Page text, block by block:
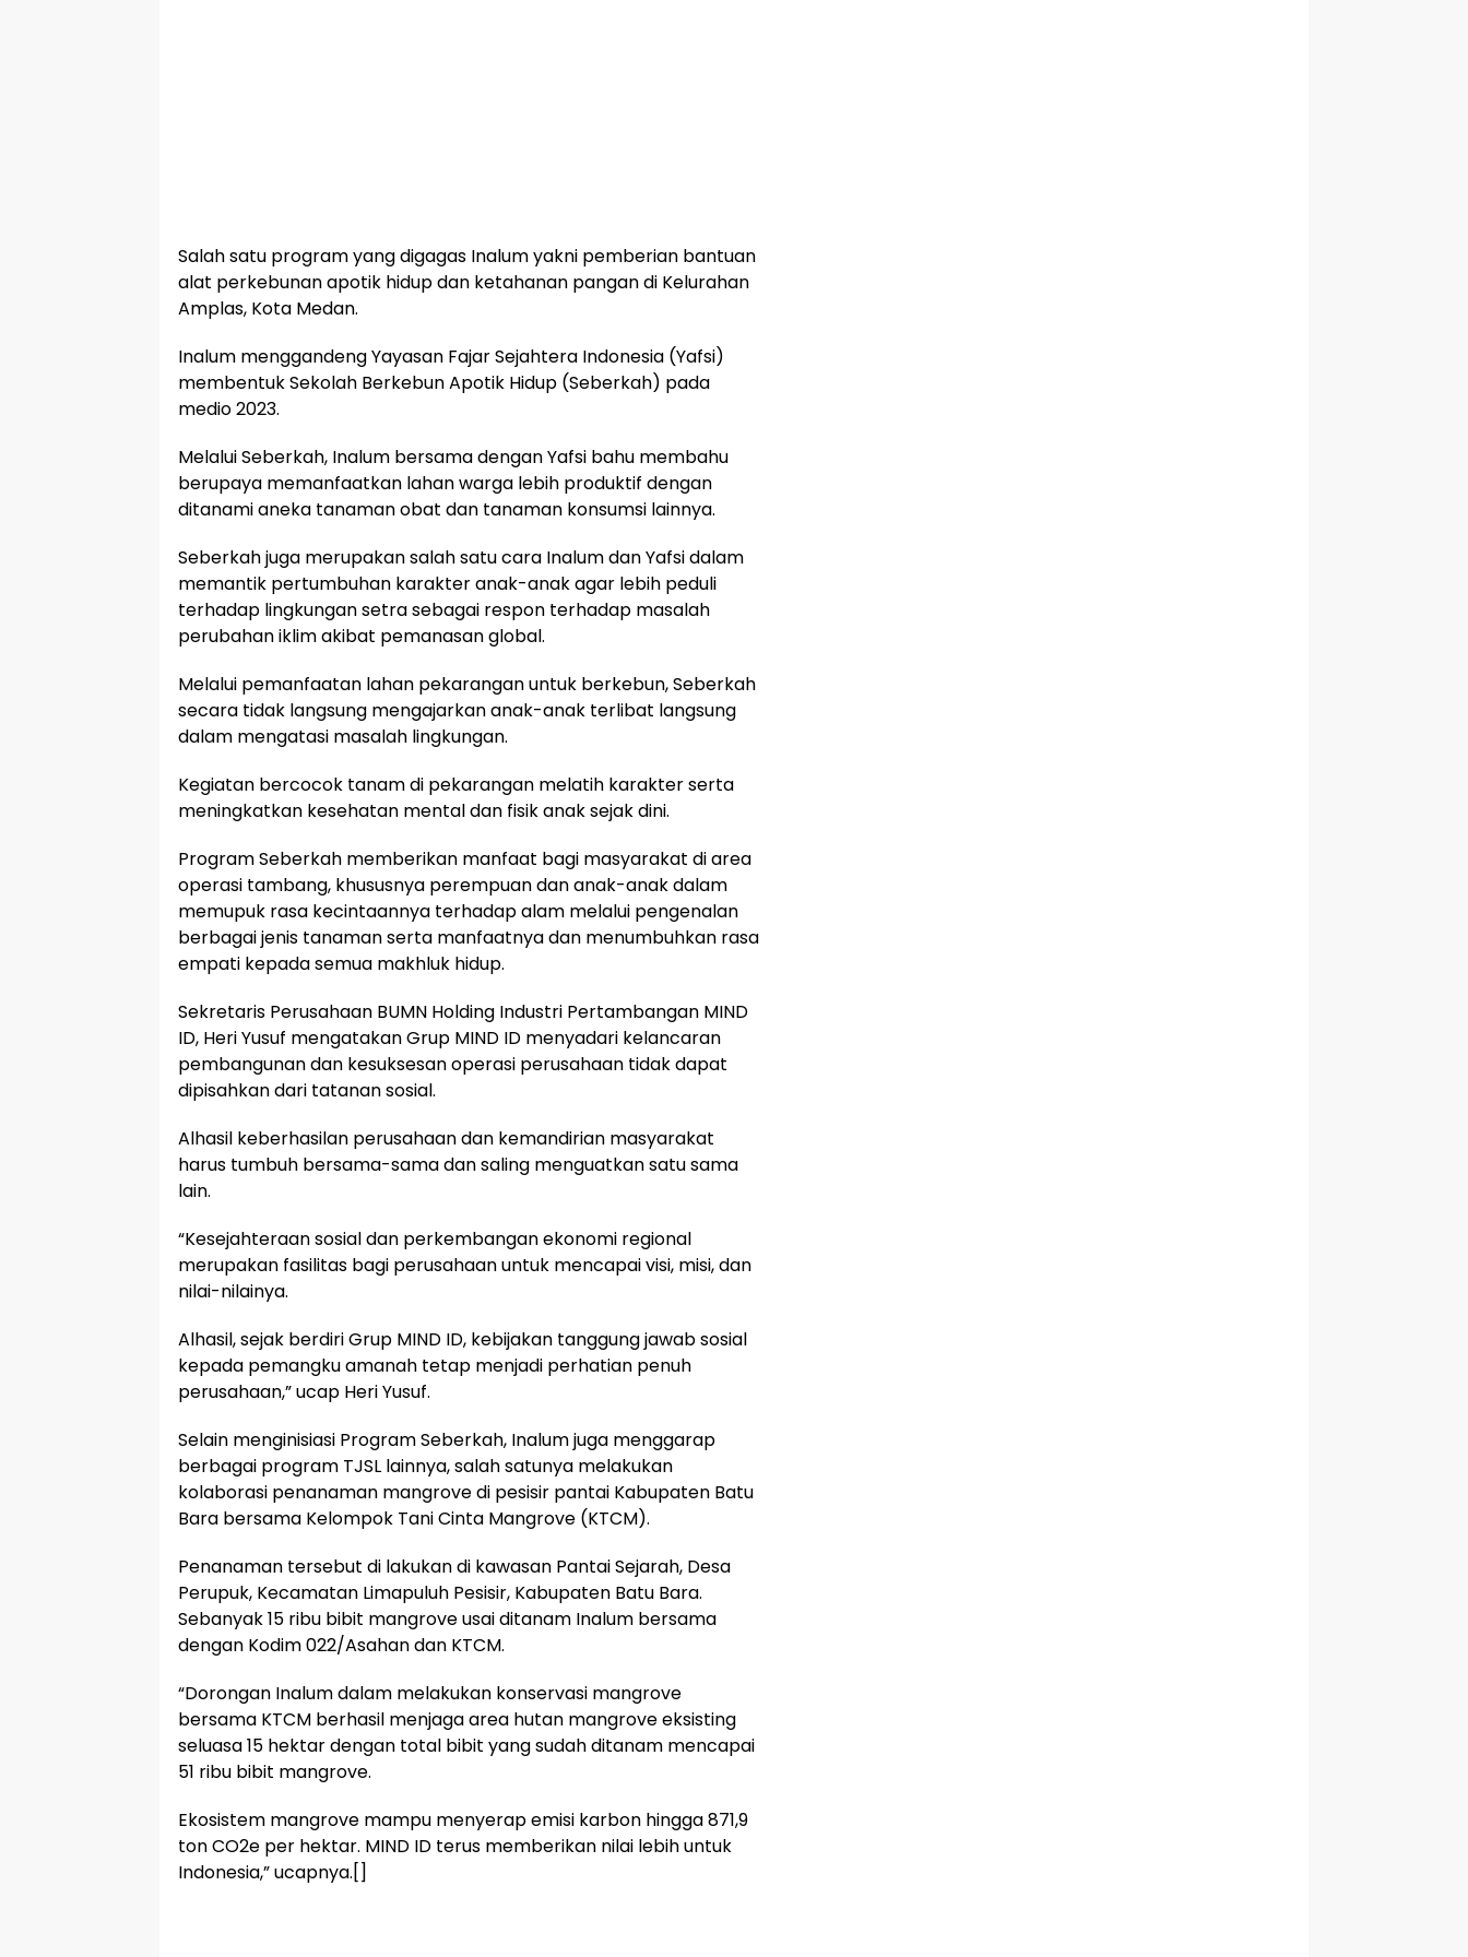
Salah satu program yang digagas Inalum yakni pemberian bantuan
alat perkebunan apotik hidup dan ketahanan pangan di Kelurahan
Amplas, Kota Medan.
Inalum menggandeng Yayasan Fajar Sejahtera Indonesia (Yafsi)
membentuk Sekolah Berkebun Apotik Hidup (Seberkah) pada
medio 2023.
Melalui Seberkah, Inalum bersama dengan Yafsi bahu membahu
berupaya memanfaatkan lahan warga lebih produktif dengan
ditanami aneka tanaman obat dan tanaman konsumsi lainnya.
Seberkah juga merupakan salah satu cara Inalum dan Yafsi dalam
memantik pertumbuhan karakter anak-anak agar lebih peduli
terhadap lingkungan setra sebagai respon terhadap masalah
perubahan iklim akibat pemanasan global.
Melalui pemanfaatan lahan pekarangan untuk berkebun, Seberkah
secara tidak langsung mengajarkan anak-anak terlibat langsung
dalam mengatasi masalah lingkungan.
Kegiatan bercocok tanam di pekarangan melatih karakter serta
meningkatkan kesehatan mental dan fisik anak sejak dini.
Program Seberkah memberikan manfaat bagi masyarakat di area
operasi tambang, khususnya perempuan dan anak-anak dalam
memupuk rasa kecintaannya terhadap alam melalui pengenalan
berbagai jenis tanaman serta manfaatnya dan menumbuhkan rasa
empati kepada semua makhluk hidup.
Sekretaris Perusahaan BUMN Holding Industri Pertambangan MIND
ID, Heri Yusuf mengatakan Grup MIND ID menyadari kelancaran
pembangunan dan kesuksesan operasi perusahaan tidak dapat
dipisahkan dari tatanan sosial.
Alhasil keberhasilan perusahaan dan kemandirian masyarakat
harus tumbuh bersama-sama dan saling menguatkan satu sama
lain.
“Kesejahteraan sosial dan perkembangan ekonomi regional
merupakan fasilitas bagi perusahaan untuk mencapai visi, misi, dan
nilai-nilainya.
Alhasil, sejak berdiri Grup MIND ID, kebijakan tanggung jawab sosial
kepada pemangku amanah tetap menjadi perhatian penuh
perusahaan,” ucap Heri Yusuf.
Selain menginisiasi Program Seberkah, Inalum juga menggarap
berbagai program TJSL lainnya, salah satunya melakukan
kolaborasi penanaman mangrove di pesisir pantai Kabupaten Batu
Bara bersama Kelompok Tani Cinta Mangrove (KTCM).
Penanaman tersebut di lakukan di kawasan Pantai Sejarah, Desa
Perupuk, Kecamatan Limapuluh Pesisir, Kabupaten Batu Bara.
Sebanyak 15 ribu bibit mangrove usai ditanam Inalum bersama
dengan Kodim 022/Asahan dan KTCM.
“Dorongan Inalum dalam melakukan konservasi mangrove
bersama KTCM berhasil menjaga area hutan mangrove eksisting
seluasa 15 hektar dengan total bibit yang sudah ditanam mencapai
51 ribu bibit mangrove.
Ekosistem mangrove mampu menyerap emisi karbon hingga 871,9
ton CO2e per hektar. MIND ID terus memberikan nilai lebih untuk
Indonesia,” ucapnya.[]